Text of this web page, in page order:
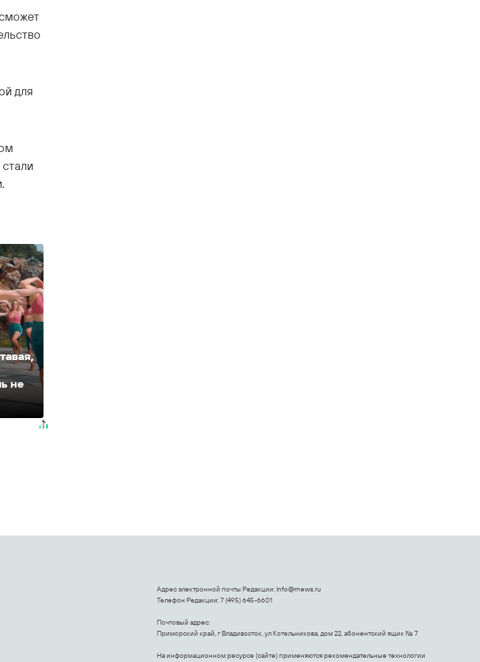
для
не
Адрес электронной почты Редакции:Info@rnews.ru
Телефон Редакции: 7 (495) 645-6601
Почтовый адрес:
Приморский край, г Владивосток, ул Котельникова, дом 22, абонентский ящик № 7
На информационном ресурсе (сайте) применяются рекомендательные технологии